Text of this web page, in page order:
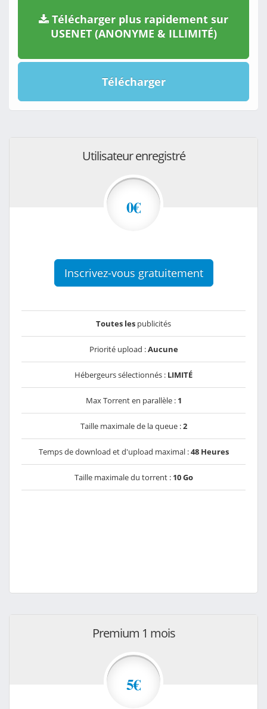
Télécharger plus rapidement sur
USENET (ANONYME & ILLIMITÉ)
Télécharger
Utilisateur enregistré
0€
Inscrivez-vous gratuitement
Toutes les publicités
Priorité upload :Aucune
Hébergeurs sélectionnés : LIMITÉ
Max Torrent en parallèle : 1
Taille maximale de la queue :2
Temps de download et d'upload maximal :48 Heures
Taille maximale du torrent : 10 Go
Premium 1 mois
5€